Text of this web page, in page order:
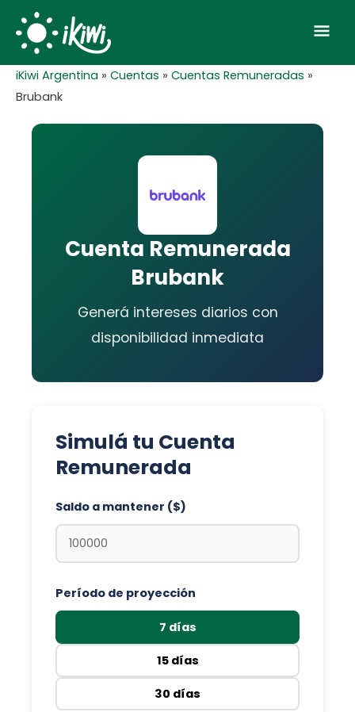
content
iKiwi Argentina » Cuentas » Cuentas Remuneradas »
Brubank
Cuenta Remunerada
Brubank
Generá intereses diarios con
disponibilidad inmediata
Simulá tu Cuenta
Remunerada
Saldo a mantener ($)
Período de proyección
7 días
15 días
30 días